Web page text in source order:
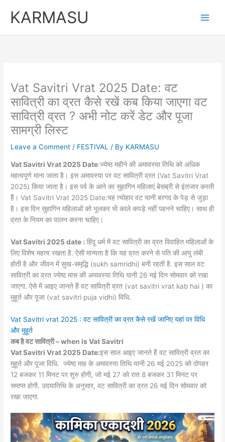
KARMASU
Vat Savitri Vrat 2025 Date: वट
सावित्री का व्रत कैसे रखें कब किया जाएगा वट
सावित्री व्रत ? अभी नोट करें डेट और पूजा
सामग्री लिस्ट
Leave a Comment / FESTIVAL / By KARMASU
Vat Savitri Vrat 2025 Date:ज्येष्ठ महीने की अमावस्या तिथि को अधिक
महत्वपूर्ण माना जाता है। इस अमावस्या पर वट सावित्री व्रत (Vat Savitri Vrat
2025) किया जाता है। इस पर्व के आने का सुहागिन महिलाएं बेसब्री से इंतजार करती
हैं। Vat Savitri Vrat 2025 Date:यह त्योहार वट यानी बरगद के पेड़ से जुड़ा
है। इस दिन सुहागिन महिलाओं को भूलकर भी काले कपड़े नहीं पहनने चाहिए। साथ ही
व्रत के नियम का पालन करना चाहिए।
Vat Savitri 2025 date : हिंदू धर्म में वट सावित्री का व्रत विवाहित महिलाओं के
लिए विशेष महत्व रखता है. ऐसी मान्यता है कि यह व्रत करने से पति की आयु लंबी
होती है और जीवन में सुख-समृद्धि (sukh samridhi) बनी रहती है. इस साल वट
सावित्री का व्रत ज्येष्ठ मास की अमावस्या तिथि यानी 26 मई दिन सोमवार को रखा
जाएगा. ऐसे में आइए जानते हैं वट सावित्री व्रत (vat savitri vrat kab hai ) का
मुहूर्त और पूजा (vat savitri puja vidhi) विधि.
Vat Savitri vrat 2025 : वट सावित्री का व्रत कैसे रखें जानिए यहां पर विधि
और मुहूर्त
कब है वट सावित्री – when is Vat Savitri
Vat Savitri Vrat 2025 Date:इस साल आइए जानते हैं वट सावित्री व्रत का
मुहूर्त और पूजा विधि. ज्येष्ठ माह के अमावस्या तिथि यानी 26 मई 2025 को दोपहर
12 बजकर 11 मिनट पर शुरु होगी, जो मई 27 को रात 8 बजकर 31 मिनट पर
समाप्त होगी. उदयातिथि के अनुसार, वट सावित्री का व्रत 26 मई दिन सोमवार को
रखा जाएगा.